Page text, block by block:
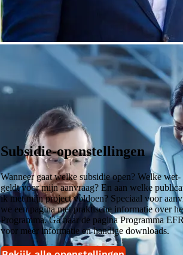
Subsidie-openstellingen
Wanneer gaat welke subsidie open? Welke
geldt voor mijn aanvraag? En aan welke
ik met mijn project voldoen? Speciaal voor
we een pagina met praktische informatie over
Programma. Ga naar de pagina Programma
voor meer informatie en handige downloads.